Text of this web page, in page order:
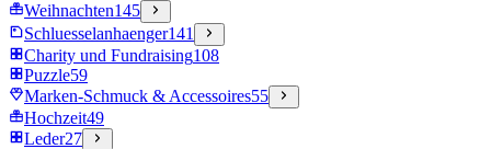
Weihnachten145
Schluesselanhaenger141
Charity und Fundraising108
Puzzle59
Marken-Schmuck & Accessoires55
Hochzeit49
Leder27